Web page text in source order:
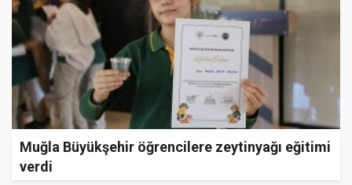
Muğla Büyükşehir öğrencilere zeytinyağı eğitimi
verdi